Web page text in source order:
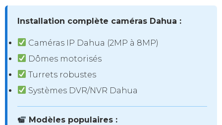
Installation complète caméras Dahua :
Caméras IP Dahua (2MP à 8MP)
Dômes motorisés
Turrets robustes
Systèmes DVR/NVR Dahua
Modèles populaires :